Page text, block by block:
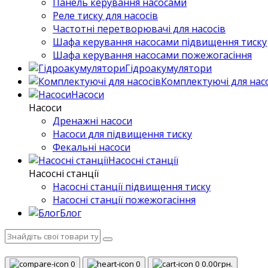
Реле тиску для насосів
Частотні перетворювачі для насосів
Шафа керування насосами підвищення тиску
Шафа керування насосами пожежогасіння
Гідроакумулятори
Комплектуючі для
Насоси
Насоси
Дренажні насоси
Насоси для підвищення тиску
Фекальні насоси
Насосні станції
Насосні станції
Насосні станції підвищення тиску
Насосні станції пожежогасіння
Блог
0 0 0 0.00грн.